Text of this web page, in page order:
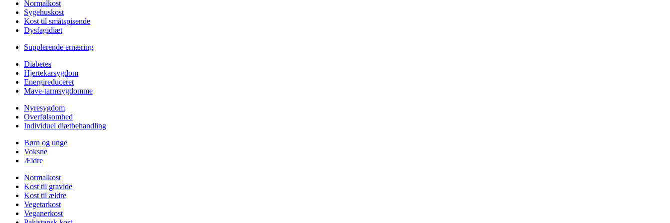
Normalkost
Sygehuskost
Kost til småtspisende
Dysfagidiæt
Supplerende ernæring
Diabetes
Hjertekarsygdom
Energireduceret
Mave-tarmsygdomme
Nyresygdom
Overfølsomhed
Individuel diætbehandling
Børn og unge
Voksne
Ældre
Normalkost
Kost til gravide
Kost til ældre
Vegetarkost
Veganerkost